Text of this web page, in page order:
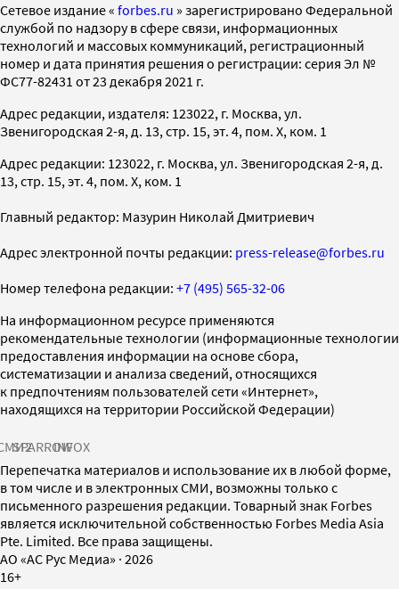
Cетевое издание « forbes.ru » зарегистрировано Федеральной
службой по надзору в сфере связи, информационных
технологий и массовых коммуникаций, регистрационный
номер и дата принятия решения о регистрации: серия Эл №
ФС77-82431 от 23 декабря 2021 г.
Адрес редакции, издателя: 123022, г. Москва, ул.
Звенигородская 2-я, д. 13, стр. 15, эт. 4, пом. X, ком. 1
Адрес редакции: 123022, г. Москва, ул. Звенигородская 2-я, д.
13, стр. 15, эт. 4, пом. X, ком. 1
Главный редактор: Мазурин Николай Дмитриевич
Адрес электронной почты редакции: press-release@forbes.ru
Номер телефона редакции: +7 (495) 565-32-06
На информационном ресурсе применяются
рекомендательные технологии (информационные технологии
предоставления информации на основе сбора,
систематизации и анализа сведений, относящихся
к предпочтениям пользователей сети «Интернет»,
находящихся на территории Российской Федерации)
SPARROWINFOX
Перепечатка материалов и использование их в любой форме,
в том числе и в электронных СМИ, возможны только с
письменного разрешения редакции. Товарный знак Forbes
является исключительной собственностью Forbes Media Asia
Pte. Limited. Все права защищены.
AO «АС Рус Медиа» · 2026
16+